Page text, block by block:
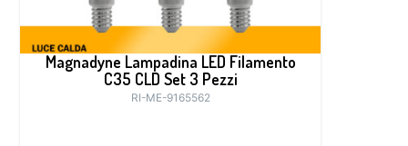
Magnadyne Lampadina LED Filamento
C35 CLD Set 3 Pezzi
RI-ME-9165562